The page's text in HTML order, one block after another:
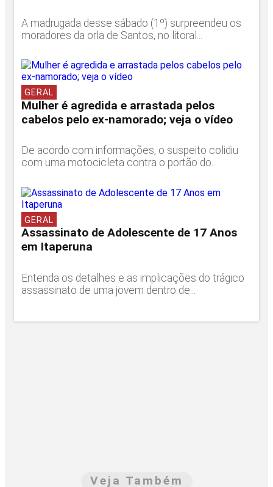
A madrugada desse sábado (1º) surpreendeu os
moradores da orla de Santos, no litoral...
GERAL
Mulher é agredida e arrastada pelos
cabelos pelo ex-namorado; veja o vídeo
De acordo com informações, o suspeito colidiu
com uma motocicleta contra o portão do...
GERAL
Assassinato de Adolescente de 17 Anos
em Itaperuna
Entenda os detalhes e as implicações do trágico
assassinato de uma jovem dentro de...
Veja Também